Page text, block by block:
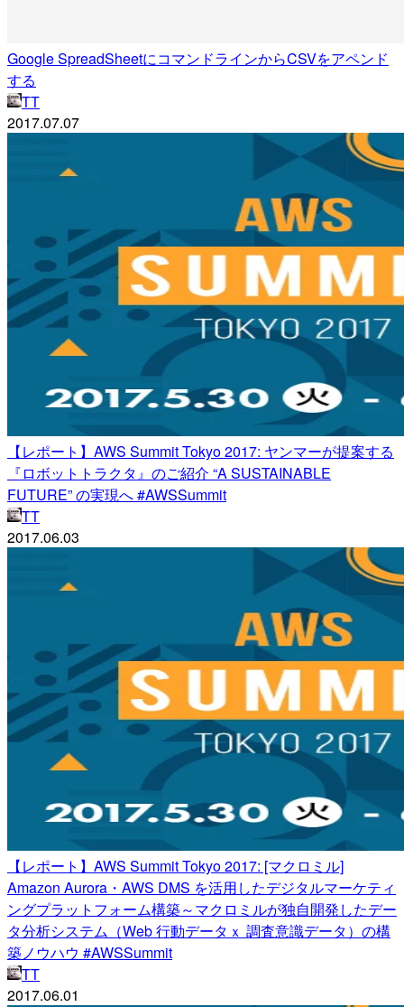
Google SpreadSheetにコマンドラインからCSVをアペンド
する
TT
2017.07.07
【レポート】AWS Summit Tokyo 2017: ヤンマーが提案する
『ロボットトラクタ』のご紹介 “A SUSTAINABLE
FUTURE” の実現へ #AWSSummit
TT
2017.06.03
【レポート】AWS Summit Tokyo 2017: [マクロミル]
Amazon Aurora・AWS DMS を活用したデジタルマーケティ
ングプラットフォーム構築～マクロミルが独自開発したデー
タ分析システム（Web 行動データｘ 調査意識データ）の構
築ノウハウ #AWSSummit
TT
2017.06.01